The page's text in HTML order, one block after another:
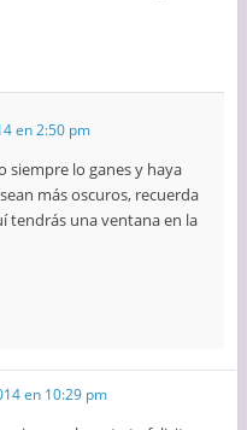
en 2:50 pm
siempre lo ganes y haya
más oscuros, recuerda
tendrás una ventana en la
en 10:29 pm